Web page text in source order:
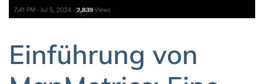
Einführung von